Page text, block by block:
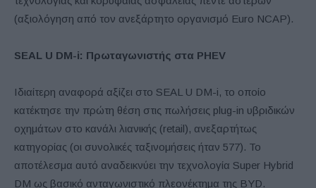
(αξιολόγηση από τον ανεξάρτητο οργανισμό Euro NCAP).
SEAL U DM-i: Πρωταγωνιστής στα PHEV
Ιδιαίτερη αναφορά αξίζει στο SEAL U DM-i, το οποίο
κατέκτησε την πρώτη θέση στις πωλήσεις plug-in υβριδικών
οχημάτων στο κανάλι λιανικής (retail), ανεξαρτήτως
κατηγορίας (οι συνολικές ταξινομήσεις ήταν 577). Το
αποτέλεσμα αυτό αναδεικνύει την τεχνολογία Super Hybrid
DM ως βασικό ανταγωνιστικό πλεονέκτημα της BYD.